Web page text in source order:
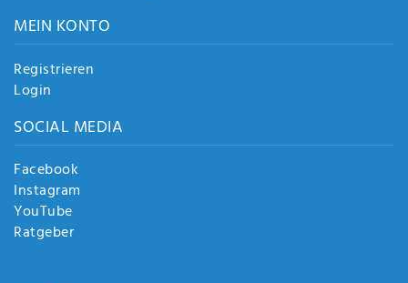
MEIN KONTO
Registrieren
Login
SOCIAL MEDIA
Facebook
Instagram
YouTube
Ratgeber